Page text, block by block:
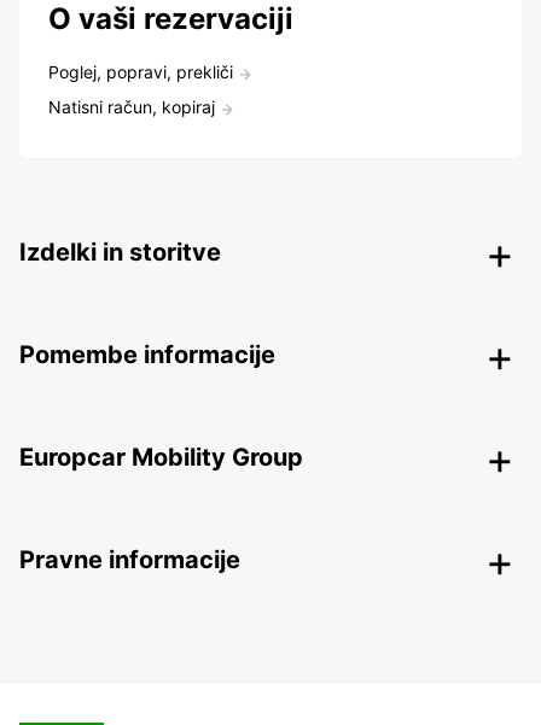
O vaši rezervaciji
Poglej, popravi, prekliči
Natisni račun, kopiraj
Izdelki in storitve
Pomembe informacije
Europcar Mobility Group
Pravne informacije